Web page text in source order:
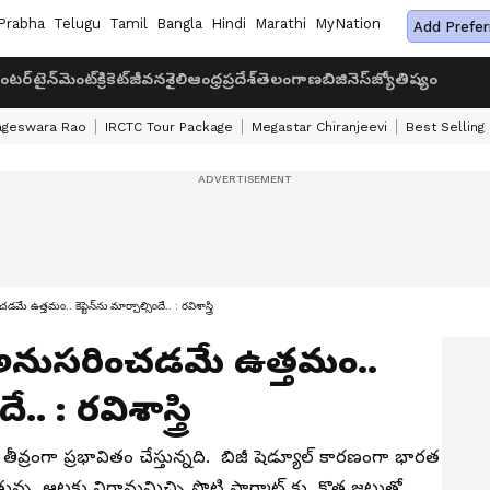
Telugu Tamil Bangla Hindi Marathi MyNation Add
క్రికెట్జీవనశైలిఆంధ్రప్రదేశ్తెలంగాణబిజినెస్జ్యోతిష్యం
Rao IRCTC Tour Package Megastar Chiranjeevi Best Selling
ఉత్తమం.. కెప్టెన్‌ను మార్చాల్సిందే.. : రవిశాస్త్రి
ఉత్తమం..
: రవిశాస్త్రి
ప్రభావితం చేస్తున్నది. బిజీ షెడ్యూల్ కారణంగా భారత